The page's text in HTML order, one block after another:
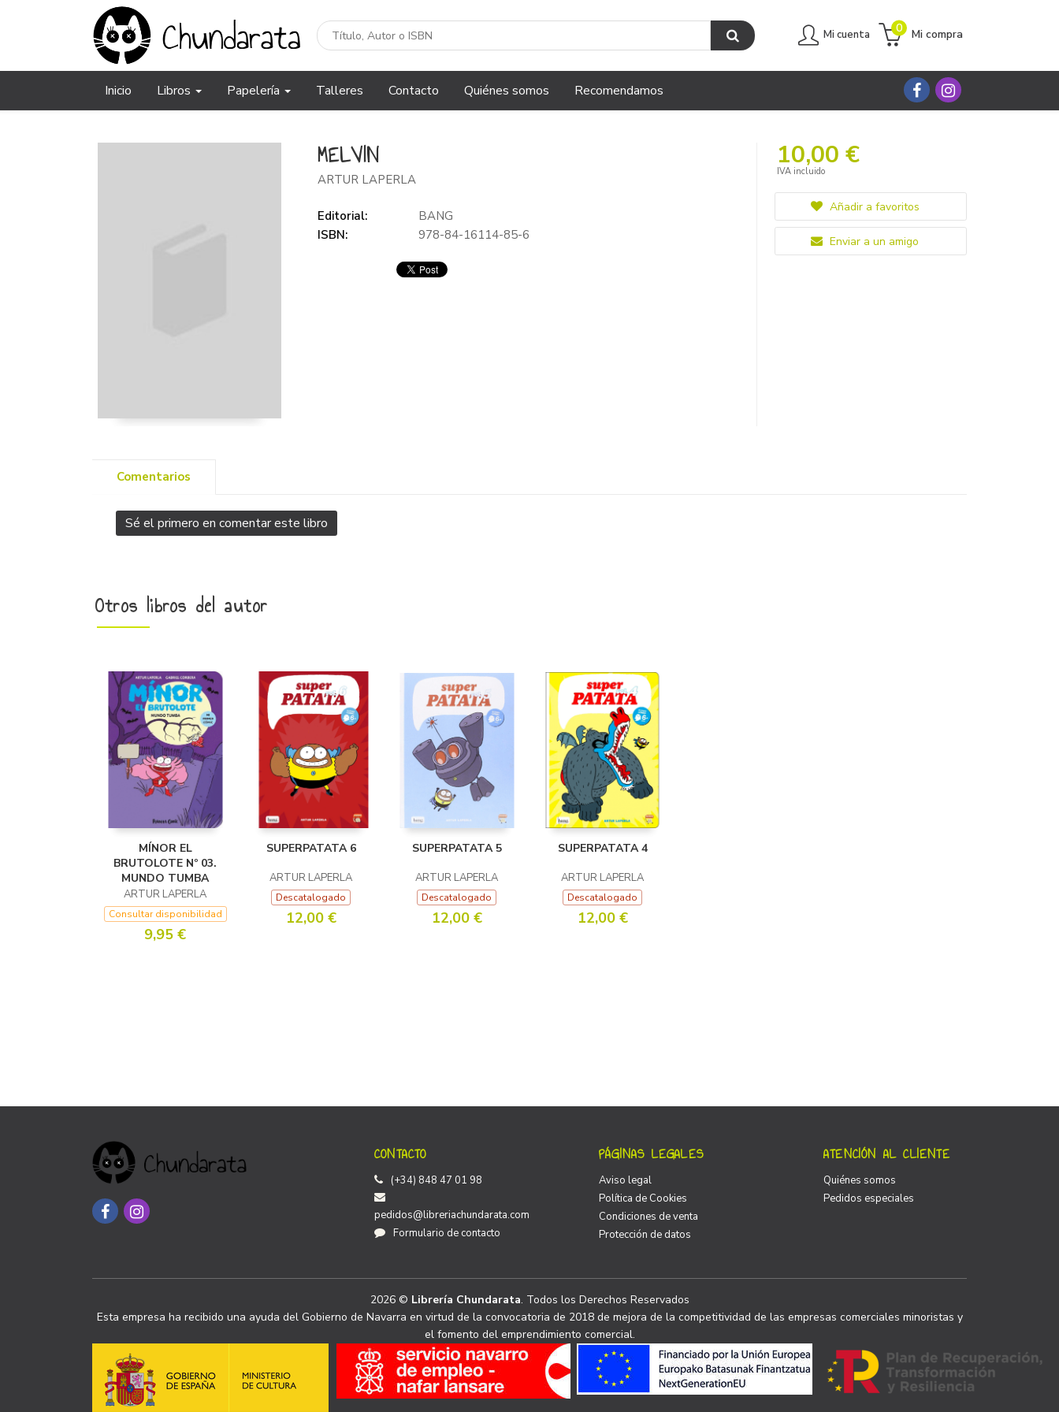
Mi cuenta Mi compra
0
Inicio Libros Papelería Talleres Contacto Quiénes somos Recomendamos
MELVIN
ARTUR LAPERLA
Editorial:
BANG
ISBN:
978-84-16114-85-6
10,00 €
IVA incluido
Añadir a favoritos
Enviar a un amigo
Comentarios
Sé el primero en comentar este libro
Otros libros del autor
MÍNOR EL
BRUTOLOTE Nº 03.
MUNDO TUMBA
ARTUR LAPERLA
Consultar disponibilidad
9,95 €
SUPERPATATA 6
ARTUR LAPERLA
Descatalogado
12,00 €
SUPERPATATA 5
ARTUR LAPERLA
Descatalogado
12,00 €
SUPERPATATA 4
ARTUR LAPERLA
Descatalogado
12,00 €
CONTACTO
(+34) 848 47 01 98
pedidos@libreriachundarata.com
Formulario de contacto
PÁGINAS LEGALES
Aviso legal
Política de Cookies
Condiciones de venta
Protección de datos
ATENCIÓN AL CLIENTE
Quiénes somos
Pedidos especiales
2026 © Librería Chundarata. Todos los Derechos Reservados
Esta empresa ha recibido una ayuda del Gobierno de Navarra en virtud de la convocatoria de 2018 de mejora de la competitividad de las empresas comerciales minoristas y
el fomento del emprendimiento comercial.